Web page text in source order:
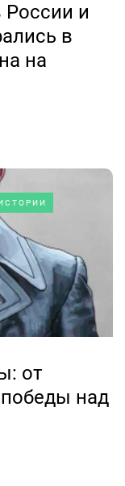
России и
в
на
от
над